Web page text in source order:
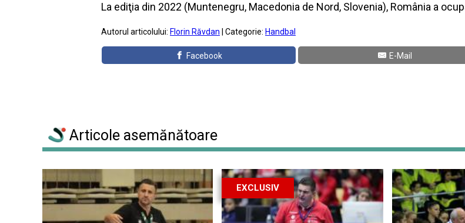
La ediţia din 2022 (Muntenegru, Macedonia de Nord, Slovenia), România a
Autorul articolului: Florin Răvdan | Categorie: Handbal
Facebook E-Mail
Articole asemănătoare
EXCLUSIV